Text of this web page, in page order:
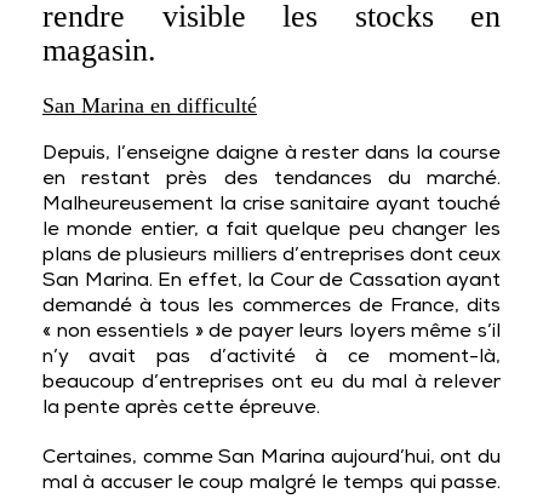
rendre visible les stocks en
magasin.
San Marina en difficulté
Depuis, l’enseigne daigne à rester dans la course
en restant près des tendances du marché.
Malheureusement la crise sanitaire ayant touché
le monde entier, a fait quelque peu changer les
plans de plusieurs milliers d’entreprises dont ceux
San Marina. En effet, la Cour de Cassation ayant
demandé à tous les commerces de France, dits
« non essentiels » de payer leurs loyers même s’il
n’y avait pas d’activité à ce moment-là,
beaucoup d’entreprises ont eu du mal à relever
la pente après cette épreuve.
Certaines, comme San Marina aujourd’hui, ont du
mal à accuser le coup malgré le temps qui passe.